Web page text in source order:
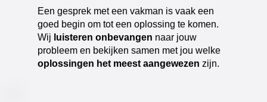
​Een gesprek met een vakman is vaak een
goed begin om tot een oplossing te komen.
Wij luisteren onbevangen naar jouw
probleem en bekijken samen met jou welke
oplossingen het meest aangewezen zijn.